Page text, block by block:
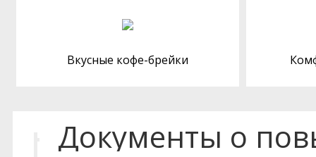
Вкусные кофе-брейки
Документы о